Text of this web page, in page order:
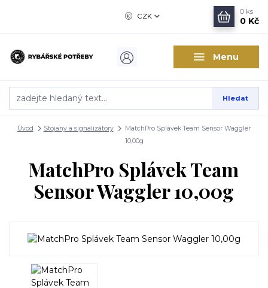
Menu
CZK
Hledat
0 ks
0 Kč
Úvod Stojany a signalizátory
MatchPro Splávek Team Sensor Waggler
10,00g
MatchPro Splávek Team
Sensor Waggler 10,00g